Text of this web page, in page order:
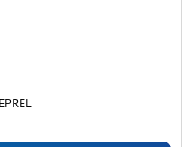
EPREL